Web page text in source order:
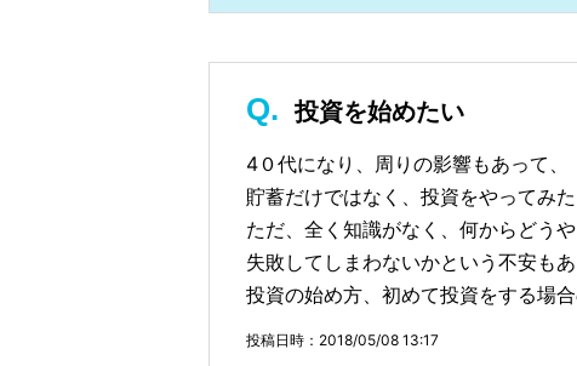
投資を始めたい
4０代になり、周りの影響もあって、
貯蓄だけではなく、投資をやってみ
ただ、全く知識がなく、何からどう
失敗してしまわないかという不安もあ
投資の始め方、初めて投資をする場
投稿日時：2018/05/08 13:17